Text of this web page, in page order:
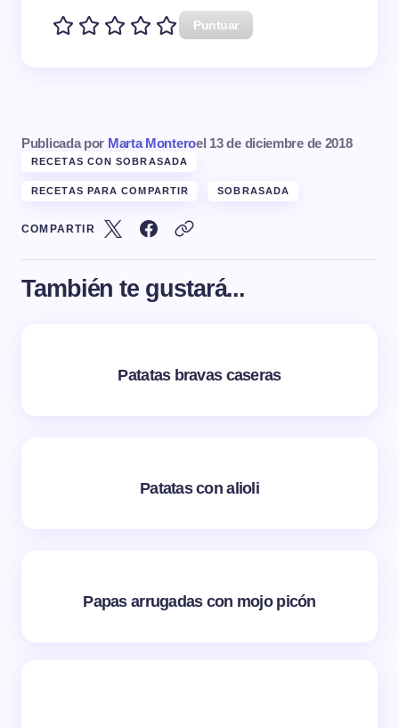
Puntuar
Publicada por Marta Monteroel 13 de diciembre de 2018
RECETAS CON SOBRASADA
RECETAS PARA COMPARTIR SOBRASADA
COMPARTIR
También te gustará...
Patatas bravas caseras
Patatas con alioli
Papas arrugadas con mojo picón